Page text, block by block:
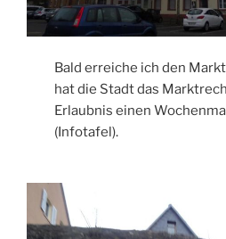
Bald erreiche ich den
hat die Stadt das
Erlaubnis einen
(Infotafel).